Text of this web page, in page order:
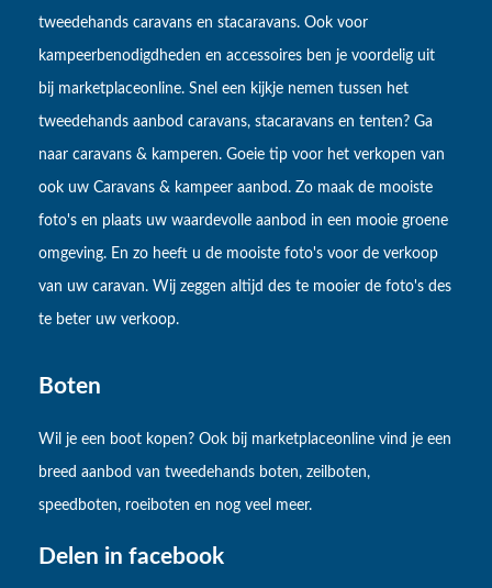
tweedehands caravans en stacaravans. Ook voor
kampeerbenodigdheden en accessoires ben je voordelig uit
bij marketplaceonline. Snel een kijkje nemen tussen het
tweedehands aanbod caravans, stacaravans en tenten? Ga
naar caravans & kamperen. Goeie tip voor het verkopen van
ook uw Caravans & kampeer aanbod. Zo maak de mooiste
foto's en plaats uw waardevolle aanbod in een mooie groene
omgeving. En zo heeft u de mooiste foto's voor de verkoop
van uw caravan. Wij zeggen altijd des te mooier de foto's des
te beter uw verkoop.
Boten
Wil je een boot kopen? Ook bij marketplaceonline vind je een
breed aanbod van tweedehands boten, zeilboten,
speedboten, roeiboten en nog veel meer.
Delen in facebook